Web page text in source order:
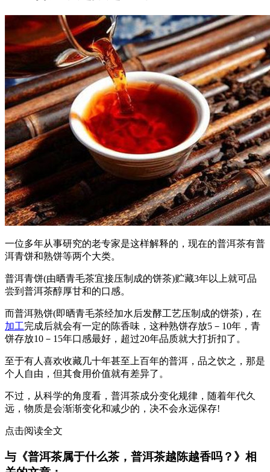
一位多年从事研究的老专家是这样解释的，现在的普洱茶有普
洱青饼和熟饼等两个大类。
普洱青饼(由晒青毛茶宜接压制成的饼茶)贮藏3年以上就可品
尝到普洱茶醇厚甘和的口感。
而普洱熟饼(即晒青毛茶经加水后发酵工艺压制成的饼茶)，在
加工完成后就会有一定的陈香味，这种熟饼存放5－10年，青
饼存放10－15年口感最好，超过20年品质就大打折扣了。
至于有人喜欢收藏几十年甚至上百年的普洱，品之饮之，那是
个人自由，但其食用价值就有差异了。
不过，从科学的角度看，普洱茶成分变化规律，随着年代久
远，物质是会渐渐变化和减少的，决不会永远保存!
点击阅读全文
与《普洱茶属于什么茶，普洱茶越陈越香吗？》相